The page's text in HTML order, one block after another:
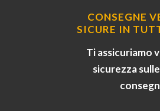
CONSEGNE
SICURE IN
Ti assicuriamo
sicurezza